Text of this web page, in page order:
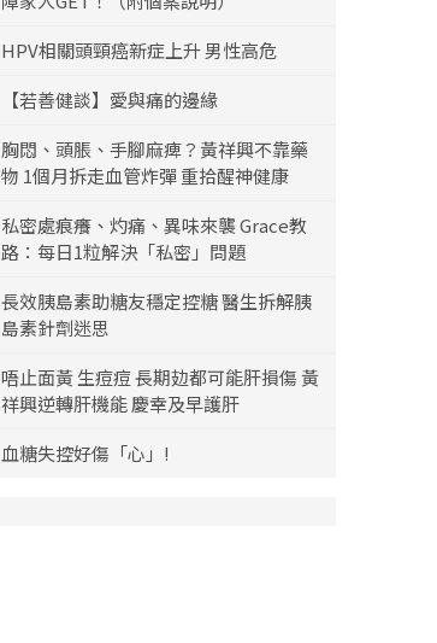
HPV相關頭頸癌新症上升 男性高危
【若善健談】愛與痛的邊緣
胸悶、頭脹、手腳麻痺？黃祥興不靠藥
物 1個月拆走血管炸彈 重拾醒神健康
私密處痕癢、灼痛、異味來襲 Grace教
路：每日1粒解決「私密」問題
長效胰島素助糖友穩定控糖 醫生拆解胰
島素針劑迷思
唔止面黃 生痘痘 長期攰都可能肝損傷 黃
祥興逆轉肝機能 慶幸及早護肝
血糖失控好傷「心」!